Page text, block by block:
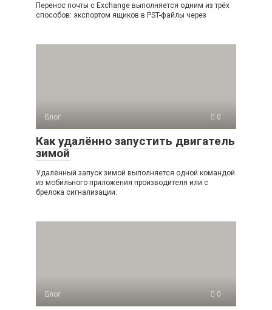
Перенос почты с Exchange выполняется одним из трёх
способов: экспортом ящиков в PST-файлы через
Блог 0
Как удалённо запустить двигатель
зимой
Удалённый запуск зимой выполняется одной командой
из мобильного приложения производителя или с
брелока сигнализации:
Блог 0